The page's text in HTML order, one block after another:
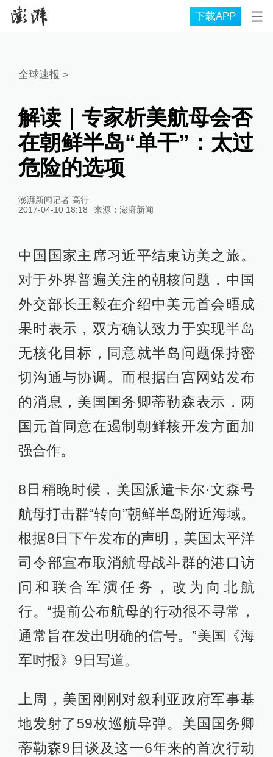
下载APP
全球速报 >
解读｜专家析美航母会否
在朝鲜半岛“单干”：太过
危险的选项
澎湃新闻记者 高行
2017-04-10 18:18
来源： 澎湃新闻
中国国家主席习近平结束访美之旅。
对于外界普遍关注的朝核问题，中国
外交部长王毅在介绍中美元首会晤成
果时表示，双方确认致力于实现半岛
无核化目标，同意就半岛问题保持密
切沟通与协调。而根据白宫网站发布
的消息，美国国务卿蒂勒森表示，两
国元首同意在遏制朝鲜核开发方面加
强合作。
8日稍晚时候，美国派遣卡尔·文森号
航母打击群“转向”朝鲜半岛附近海域。
根据8日下午发布的声明，美国太平洋
司令部宣布取消航母战斗群的港口访
问和联合军演任务，改为向北航
行。“提前公布航母的行动很不寻常，
通常旨在发出明确的信号。”美国《海
军时报》9日写道。
上周，美国刚刚对叙利亚政府军事基
地发射了59枚巡航导弹。美国国务卿
蒂勒森9日谈及这一6年来的首次行动